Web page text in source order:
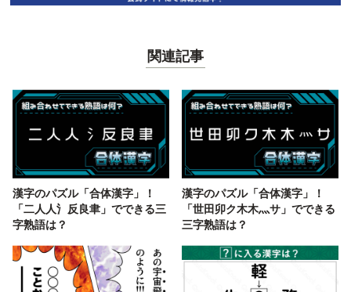
関連記事
漢字のパズル「合体漢字」！
「二人人氵反良聿」でできる三
字熟語は？
漢字のパズル「合体漢字」！
「世田卯ク木木灬サ」でできる
三字熟語は？